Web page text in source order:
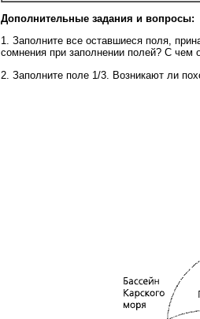
Дополнительные задания и вопросы:
1. Заполните все оставшиеся поля,
сомнения при заполнении полей? С чем
2. Заполните поле 1/3. Возникают ли